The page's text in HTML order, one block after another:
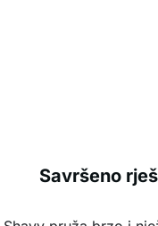
osjetljivija
glatko, bežično